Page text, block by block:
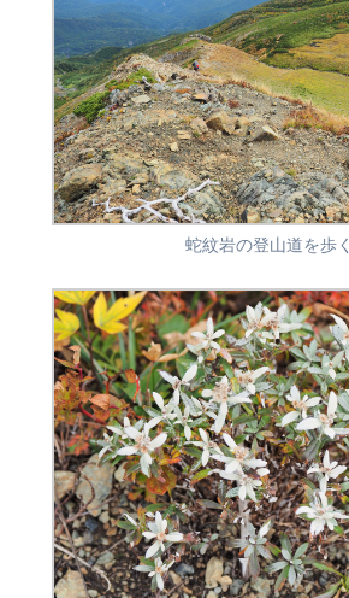
蛇紋岩の登山道を歩く